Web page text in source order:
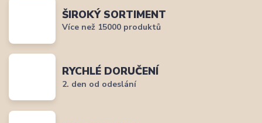
ŠIROKÝ SORTIMENT
Více než 15000 produktů
RYCHLÉ DORUČENÍ
2. den od odeslání